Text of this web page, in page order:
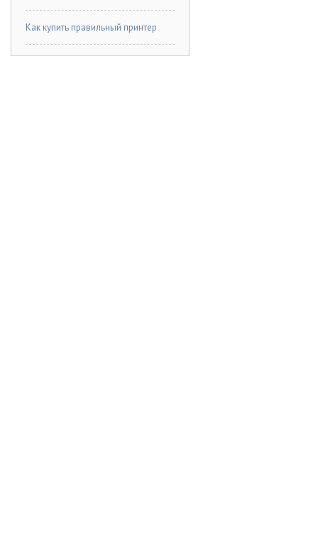
Как купить правильный принтер